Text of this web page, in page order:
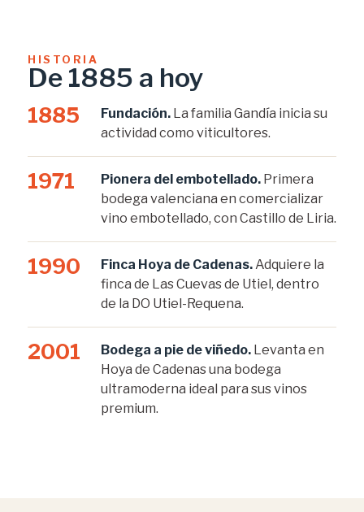
HISTORIA
De 1885 a hoy
1885 Fundación. La familia Gandía inicia su
actividad como viticultores.
1971 Pionera del embotellado. Primera
bodega valenciana en comercializar
vino embotellado, con Castillo de Liria.
1990 Finca Hoya de Cadenas.Adquiere la
finca de Las Cuevas de Utiel, dentro
de la DO Utiel-Requena.
2001 Bodega a pie de viñedo. Levanta en
Hoya de Cadenas una bodega
ultramoderna ideal para sus vinos
premium.